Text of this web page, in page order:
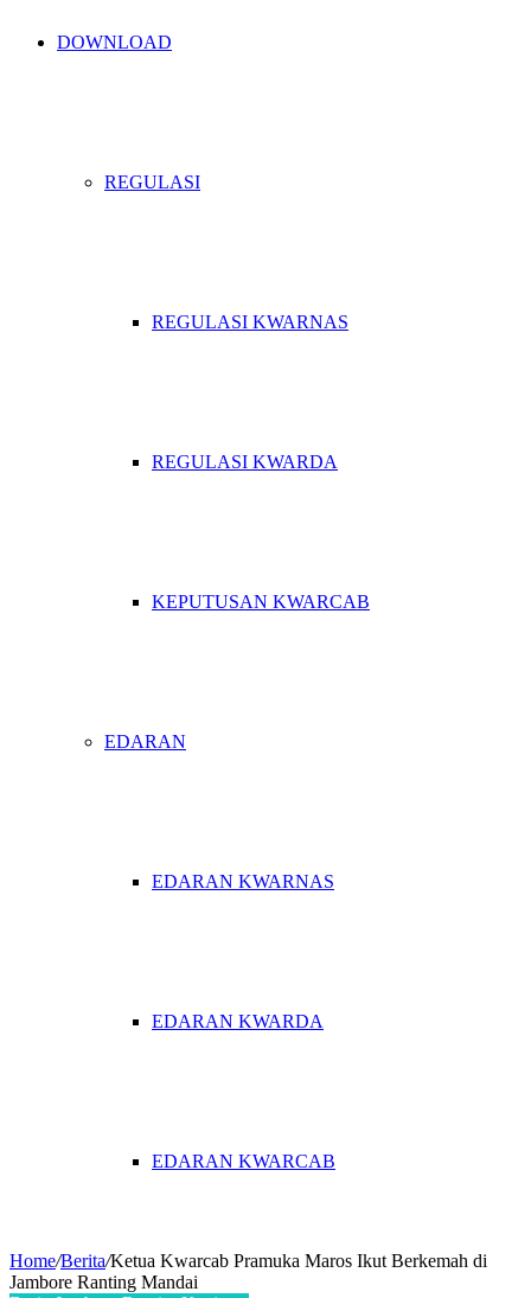
DOWNLOAD
REGULASI
REGULASI KWARNAS
REGULASI KWARDA
KEPUTUSAN KWARCAB
EDARAN
EDARAN KWARNAS
EDARAN KWARDA
EDARAN KWARCAB
Home/Berita/Ketua Kwarcab Pramuka Maros Ikut Berkemah di
Jambore Ranting Mandai